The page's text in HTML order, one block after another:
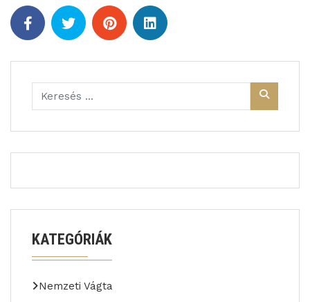
KATEGÓRIÁK
Nemzeti Vágta